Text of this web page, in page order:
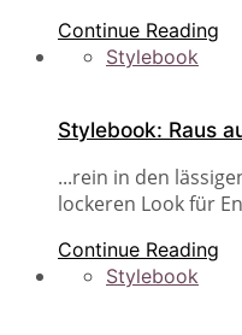
Continue Reading
Stylebook
Stylebook: Raus
...rein in den
lockeren Look für
Continue Reading
Stylebook